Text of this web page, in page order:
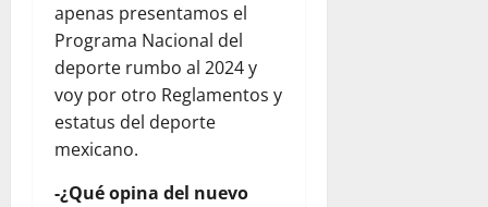
apenas presentamos el
Programa Nacional del
deporte rumbo al 2024 y
voy por otro Reglamentos y
estatus del deporte
mexicano.
-¿Qué opina del nuevo